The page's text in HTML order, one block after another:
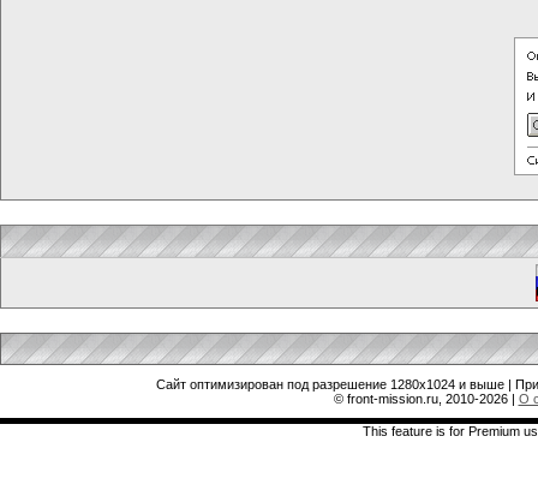
Сайт оптимизирован под разрешение 1280x1024 и выше |
© front-mission.ru, 2010-2026| О
This feature is for Premium